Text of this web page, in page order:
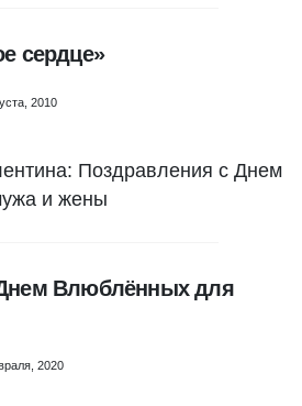
сердце»
2010
Влюблённых для
2020